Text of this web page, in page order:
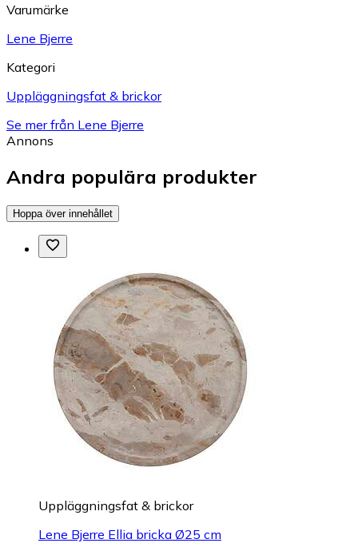
Varumärke
Lene Bjerre
Kategori
Uppläggningsfat & brickor
Se mer från Lene Bjerre
Annons
Andra populära produkter
Hoppa över innehållet
Uppläggningsfat & brickor
Lene Bjerre Ellia bricka Ø25 cm